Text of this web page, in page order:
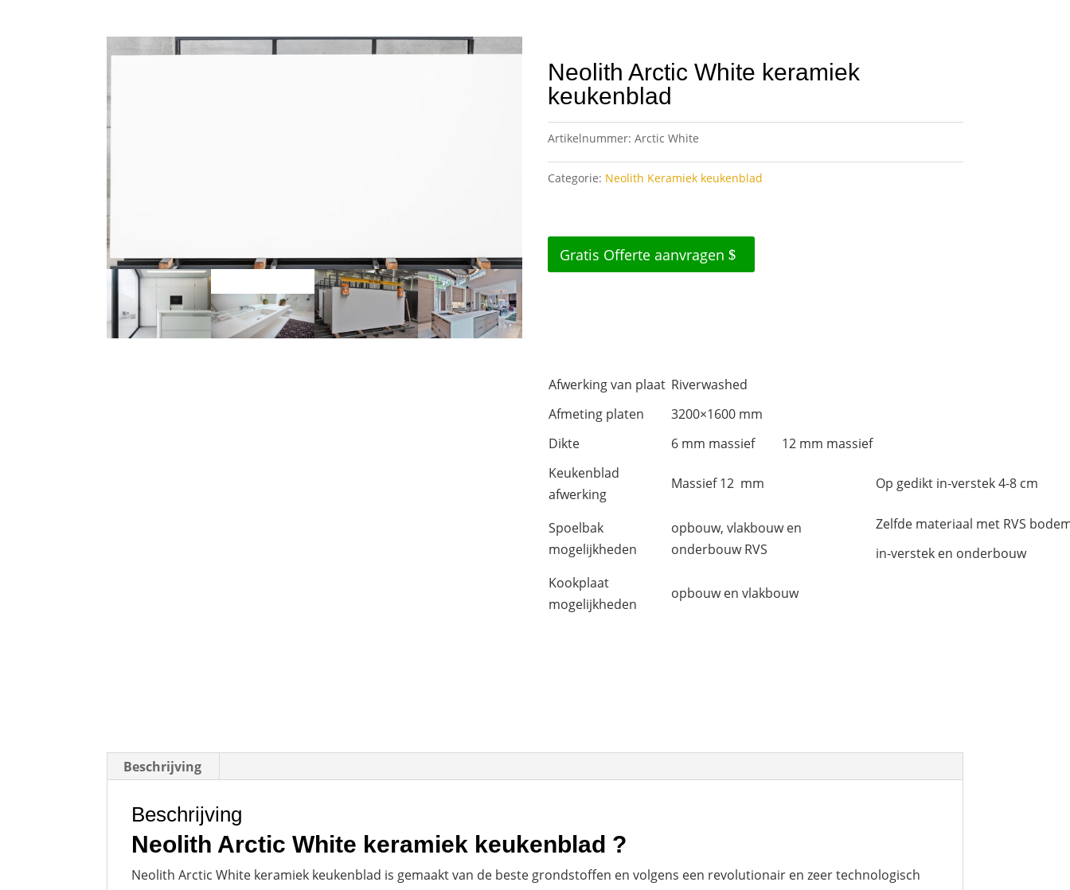
Neolith Arctic White keramiek
keukenblad
Artikelnummer: Arctic White
Categorie: Neolith Keramiek keukenblad
Gratis Offerte aanvragen
Afwerking van plaat Riverwashed
Afmeting platen
3200×1600 mm
Dikte
6 mm massief
12 mm massief
Keukenblad
afwerking
Massief 12 mm Op gedikt in-verstek 4-8 cm
Spoelbak
mogelijkheden
opbouw, vlakbouw en
onderbouw RVS
Zelfde materiaal met RVS
in-verstek en onderbouw
Kookplaat
mogelijkheden
opbouw en vlakbouw
Beschrijving
Beschrijving
Neolith Arctic White keramiek keukenblad ?
Neolith Arctic White keramiek keukenblad is gemaakt van de beste grondstoffen en volgens een revolutionair en zeer technologisch